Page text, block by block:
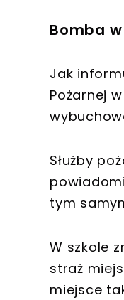
Bomba
Jak
Pożarnej
Służby
tym
W szkole
straż
miejsce